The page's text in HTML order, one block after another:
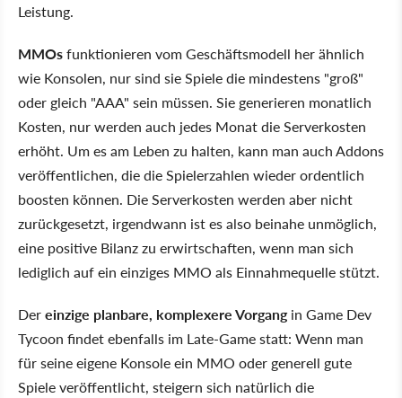
Leistung.
MMOsfunktionieren vom Geschäftsmodell her ähnlich
wie Konsolen, nur sind sie Spiele die mindestens "groß"
oder gleich "AAA" sein müssen. Sie generieren monatlich
Kosten, nur werden auch jedes Monat die Serverkosten
erhöht. Um es am Leben zu halten, kann man auch Addons
veröffentlichen, die die Spielerzahlen wieder ordentlich
boosten können. Die Serverkosten werden aber nicht
zurückgesetzt, irgendwann ist es also beinahe unmöglich,
eine positive Bilanz zu erwirtschaften, wenn man sich
lediglich auf ein einziges MMO als Einnahmequelle stützt.
Dereinzige planbare, komplexere Vorgangin Game Dev
Tycoon findet ebenfalls im Late-Game statt: Wenn man
für seine eigene Konsole ein MMO oder generell gute
Spiele veröffentlicht, steigern sich natürlich die